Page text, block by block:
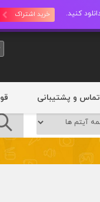
خرید اشتراک
تماس و پشتیبانی